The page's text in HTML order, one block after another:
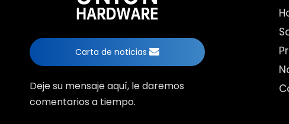
Carta de noticias
Deje su mensaje aquí, le daremos
comentarios a tiempo.